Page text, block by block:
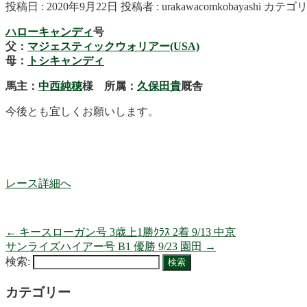
投稿日 : 2020年9月22日 投稿者 : urakawacomkobayashi カテゴ
ハローキャンディ号
父： マジェスティックウォリアー(USA)
母：
トシキャンディ
馬主： 中西純穂様 所属： 久保田貴厩舎
今後とも宜しくお願いします。
レース詳細へ
← キースローガン号 3歳上1勝ｸﾗｽ 2着 9/13 中京
サンライズハイアー号 B1 優勝 9/23 園田 →
検索:
カテゴリー